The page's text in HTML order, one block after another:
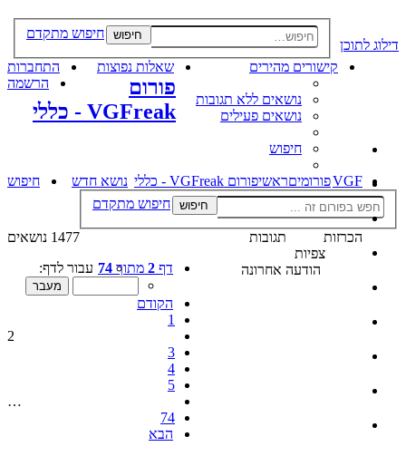
דילוג לתוכן
חיפוש חיפוש מתקדם
קישורים מהירים
נושאים ללא תגובות
נושאים פעילים
חיפוש
שאלות נפוצות
התחברות
הרשמה
VGFפורומיםראשיפורום VGFreak - כללי חיפוש
פורום
VGFreak - כללי
נושא חדש
חיפוש חיפוש מתקדם
1477 נושאים
דף 2 מתוך 74 עבור לדף:
הקודם
1
2
3
4
5
…
74
הבא
הכרזות
תגובות
צפיות
הודעה אחרונה